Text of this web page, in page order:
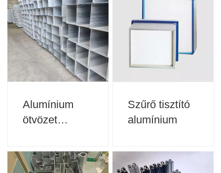
Alumínium
ötvözet
cső
Szűrő tisztító
alumínium